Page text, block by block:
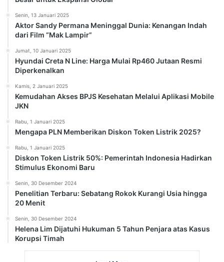
Senin, 13 Januari 2025
Aktor Sandy Permana Meninggal Dunia: Kenangan Indah
dari Film “Mak Lampir”
Jumat, 10 Januari 2025
Hyundai Creta N Line: Harga Mulai Rp460 Jutaan Resmi
Diperkenalkan
Kamis, 2 Januari 2025
Kemudahan Akses BPJS Kesehatan Melalui Aplikasi Mobile
JKN
Rabu, 1 Januari 2025
Mengapa PLN Memberikan Diskon Token Listrik 2025?
Rabu, 1 Januari 2025
Diskon Token Listrik 50%: Pemerintah Indonesia Hadirkan
Stimulus Ekonomi Baru
Senin, 30 Desember 2024
Penelitian Terbaru: Sebatang Rokok Kurangi Usia hingga
20 Menit
Senin, 30 Desember 2024
Helena Lim Dijatuhi Hukuman 5 Tahun Penjara atas Kasus
Korupsi Timah